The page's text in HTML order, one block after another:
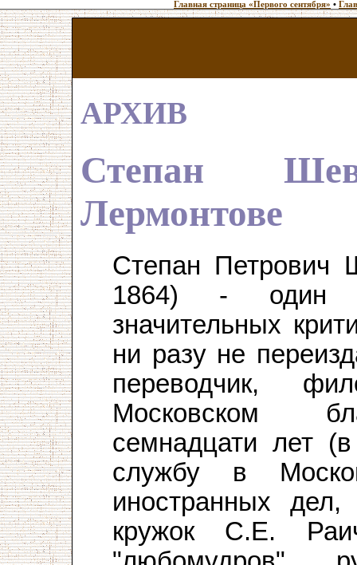
Главная страница «Первого сентября» •
АРХИВ
Степан
Лермонтове
Степан Петрович
1864) - один
значительных
ни разу не
переводчик,
Московском
семнадцати лет
службу в
иностранных
кружок С.Е.